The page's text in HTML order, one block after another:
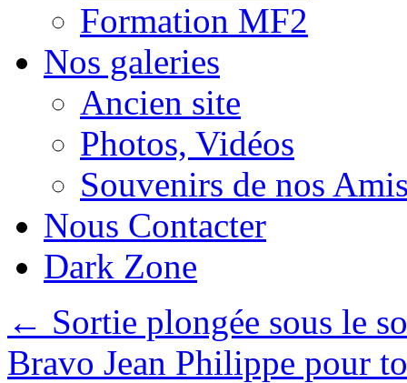
Formation MF2
Nos galeries
Ancien site
Photos, Vidéos
Souvenirs de nos
Nous Contacter
Dark Zone
← Sortie plongée sous le
Bravo Jean Philippe pour